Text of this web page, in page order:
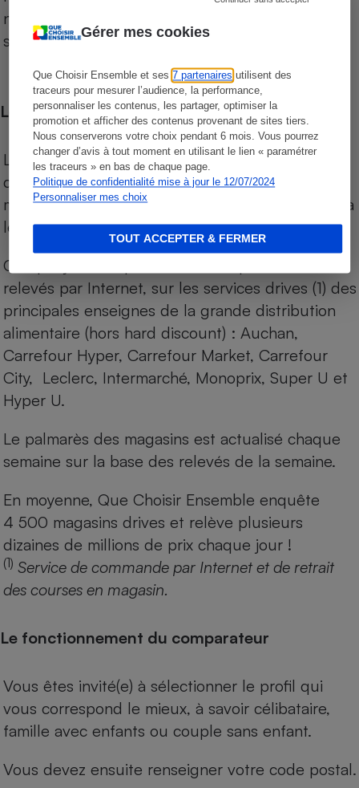
Gérer mes cookies
Que Choisir Ensemble et ses7 partenaires utilisent des
traceurs pour mesurer l’audience, la performance,
personnaliser les contenus, les partager, optimiser la
promotion et afficher des contenus provenant de sites tiers.
Nous conserverons votre choix pendant 6 mois. Vous pourrez
changer d’avis à tout moment en utilisant le lien « paramétrer
les traceurs » en bas de chaque page.
Politique de confidentialité mise à jour le 12/07/2024
Personnaliser mes choix
TOUT ACCEPTER & FERMER
niveau de prix des supermarchés, géolocalisés
sur le territoire français.
Les comparaisons de prix
Les comparaisons sont réalisées sur l’ensemble
des produits des magasins. Les produits de
marques de distributeurs (MDD) sont comparés à
leurs équivalents chez leurs concurrents.
Chaque jour, les prix de tous les produits sont
relevés par Internet, sur les services drives (1) des
principales enseignes de la grande distribution
alimentaire (hors hard discount) : Auchan,
Carrefour Hyper, Carrefour Market, Carrefour
City, Leclerc, Intermarché, Monoprix, Super U et
Hyper U.
Le palmarès des magasins est actualisé chaque
semaine sur la base des relevés de la semaine.
En moyenne, Que Choisir Ensemble enquête
4 500 magasins drives et relève plusieurs
dizaines de millions de prix chaque jour !
(1) Service de commande par Internet et de retrait
des courses en magasin.
Le fonctionnement du comparateur
Vous êtes invité(e) à sélectionner le profil qui
vous correspond le mieux, à savoir célibataire,
famille avec enfants ou couple sans enfant.
Vous devez ensuite renseigner votre code postal.